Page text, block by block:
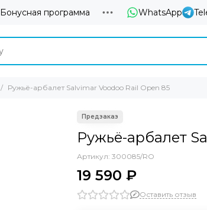
Бонусная программа WhatsApp
Ружьё-арбалет Salvimar Voodoo Rail Open 85
Ружьё-арбалет
Артикул: 300085/RO
19 590 ₽
Оставить отзыв